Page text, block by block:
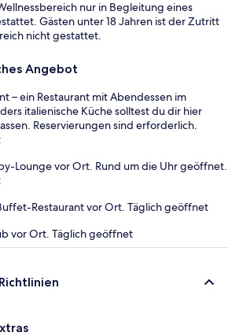
nur in Begleitung eines
Gästen unter 18 Jahren ist der Zutritt
nicht gestattet.
Angebot
– ein Restaurant mit Abendessen im
italienische Küche solltest du dir hier
Reservierungen sind erforderlich.
Lounge vor Ort. Rund um die Uhr geöffnet.
Restaurant vor Ort. Täglich geöffnet
vor Ort. Täglich geöffnet